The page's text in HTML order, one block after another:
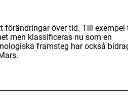
förändringar över tid. Till exempel
men klassificeras nu som en
framsteg har också